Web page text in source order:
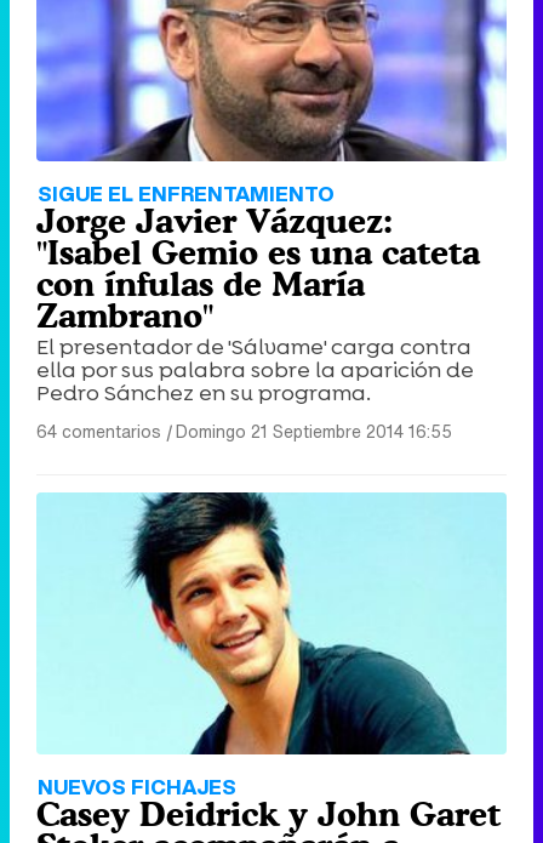
SIGUE EL ENFRENTAMIENTO
Jorge Javier Vázquez:
"Isabel Gemio es una cateta
con ínfulas de María
Zambrano"
El presentador de 'Sálvame' carga contra
ella por sus palabra sobre la aparición de
Pedro Sánchez en su programa.
64 comentarios |Domingo 21 Septiembre 2014 16:55
NUEVOS FICHAJES
Casey Deidrick y John Garet